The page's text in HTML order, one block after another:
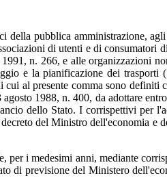
della pubblica amministrazione,
di utenti e di consumatori
n. 266, e alle organizzazioni
e la pianificazione dei
al presente comma sono definiti
1988, n. 400, da adottare
dello Stato. I corrispettivi per
del Ministro dell'economia e
i medesimi anni, mediante
di previsione del Ministero